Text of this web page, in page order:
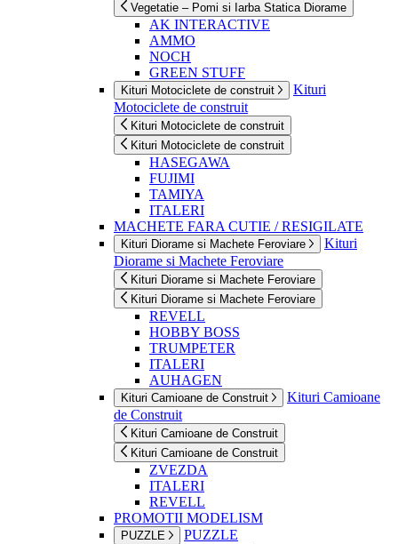
Vegetatie – Pomi si Iarba Statica Diorame
AK INTERACTIVE
AMMO
NOCH
GREEN STUFF
Kituri Motociclete de construit
Kituri
Motociclete de construit
Kituri Motociclete de construit
Kituri Motociclete de construit
HASEGAWA
FUJIMI
TAMIYA
ITALERI
MACHETE FARA CUTIE / RESIGILATE
Kituri Diorame si Machete Feroviare
Kituri
Diorame si Machete Feroviare
Kituri Diorame si Machete Feroviare
Kituri Diorame si Machete Feroviare
REVELL
HOBBY BOSS
TRUMPETER
ITALERI
AUHAGEN
Kituri Camioane de Construit
Kituri Camioane
de Construit
Kituri Camioane de Construit
Kituri Camioane de Construit
ZVEZDA
ITALERI
REVELL
PROMOTII MODELISM
PUZZLE PUZZLE